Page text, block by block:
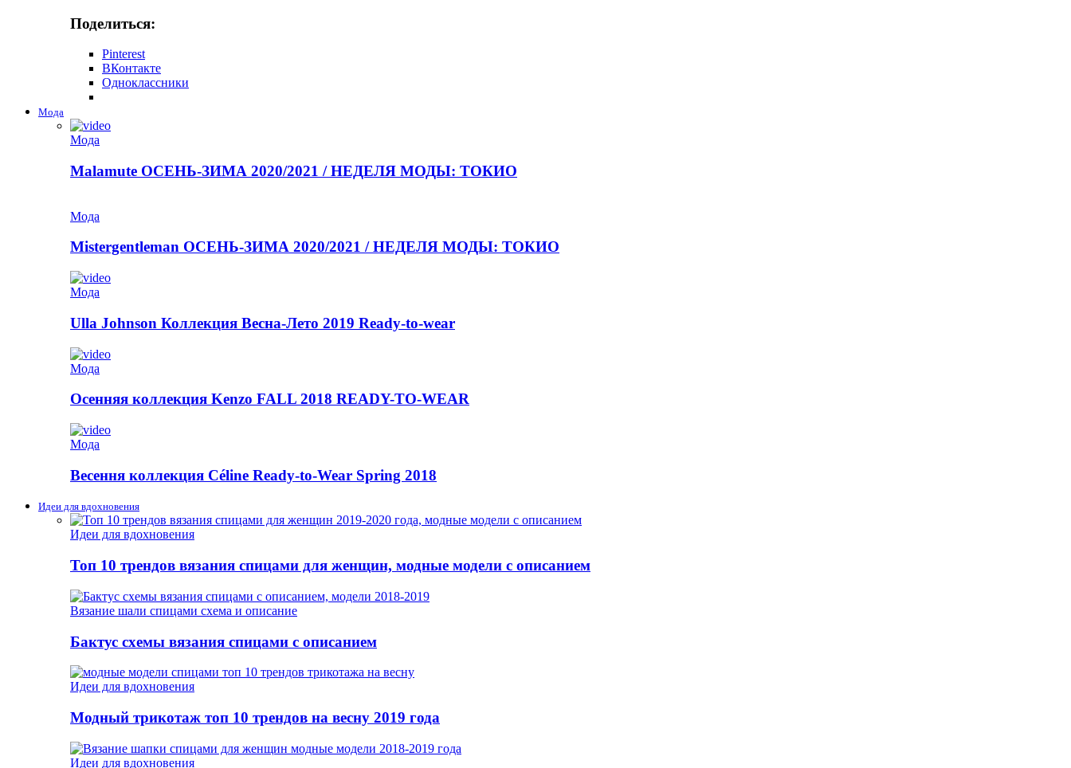
Поделиться:
Pinterest
ВКонтакте
Одноклассники
Мода
Мода
Malamute ОСЕНЬ-ЗИМА 2020/2021 / НЕДЕЛЯ МОДЫ: ТОКИО
Мода
Mistergentleman ОСЕНЬ-ЗИМА 2020/2021 / НЕДЕЛЯ МОДЫ: ТОКИО
Мода
Ulla Johnson Коллекция Весна-Лето 2019 Ready-to-wear
Мода
Осенняя коллекция Kenzo FALL 2018 READY-TO-WEAR
Мода
Весення коллекция Céline Ready-to-Wear Spring 2018
Идеи для вдохновения
Идеи для вдохновения
Топ 10 трендов вязания спицами для женщин, модные модели с описанием
Вязание шали спицами схема и описание
Бактус схемы вязания спицами с описанием
Идеи для вдохновения
Модный трикотаж топ 10 трендов на весну 2019 года
Идеи для вдохновения